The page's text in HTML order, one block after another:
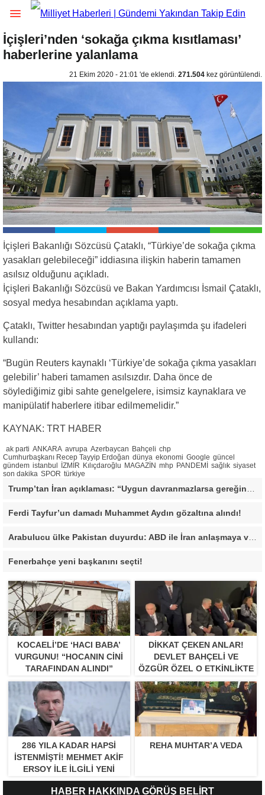
İçişleri’nden ‘sokağa çıkma kısıtlaması’
haberlerine yalanlama
21 Ekim 2020 - 21:01 'de eklendi. 271.504 kez görüntülendi.
İçişleri Bakanlığı Sözcüsü Çataklı, “Türkiye’de sokağa çıkma
yasakları gelebileceği” iddiasına ilişkin haberin tamamen
asılsız olduğunu açıkladı.
İçişleri Bakanlığı Sözcüsü ve Bakan Yardımcısı İsmail Çataklı,
sosyal medya hesabından açıklama yaptı.
Çataklı, Twitter hesabından yaptığı paylaşımda şu ifadeleri
kullandı:
“Bugün Reuters kaynaklı ‘Türkiye’de sokağa çıkma yasakları
gelebilir’ haberi tamamen asılsızdır. Daha önce de
söylediğimiz gibi sahte genelgelere, isimsiz kaynaklara ve
manipülatif haberlere itibar edilmemelidir.”
KAYNAK: TRT HABER
ak parti ANKARA avrupa Azerbaycan Bahçeli chp
Cumhurbaşkanı Recep Tayyip Erdoğan dünya ekonomi Google güncel
gündem istanbul İZMİR Kılıçdaroğlu MAGAZİN mhp PANDEMİ sağlık siyaset
son dakika SPOR türkiye
Ferdi Tayfur’un damadı Muhammet Aydın gözaltına alındı!
Arabulucu ülke Pakistan duyurdu: ABD ile İran anlaşmaya vardı
Fenerbahçe yeni başkanını seçti!
KOCAELI’DE ‘HACI BABA’
VURGUNU! “HOCANIN CINI
TARAFINDAN ALINDI”
DIKKAT ÇEKEN ANLAR!
DEVLET BAHÇELI VE
ÖZGÜR ÖZEL O ETKINLIKTE
BIR ARAYA GELDILER
286 YILA KADAR HAPSI
ISTENMIŞTI! MEHMET AKIF
ERSOY ILE ILGILI YENI
GELIŞME
REHA MUHTAR’A VEDA
HABER HAKKINDA GÖRÜŞ BELİRT